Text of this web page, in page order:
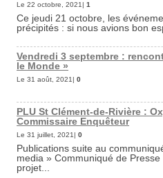
Le 22 octobre, 2021| 1
Ce jeudi 21 octobre, les
précipités : si nous avions bon
Vendredi 3 septembre :
le Monde »
Le 31 août, 2021| 0
PLU St Clément-de-Rivière :
Commissaire Enquêteur
Le 31 juillet, 2021| 0
Publications suite au
media » Communiqué de Presse
projet...